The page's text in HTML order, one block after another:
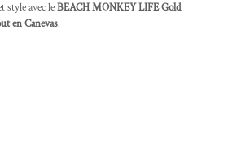
style avec leBEACH MONKEY LIFE Gold
en Canevas.